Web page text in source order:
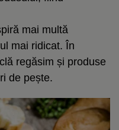
mai multă
mai ridicat. În
regăsim și produse
de pește.